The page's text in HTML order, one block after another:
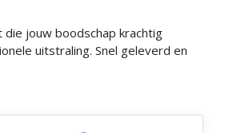
jouw boodschap krachtig
uitstraling. Snel geleverd en